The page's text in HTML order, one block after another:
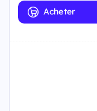
Acheter